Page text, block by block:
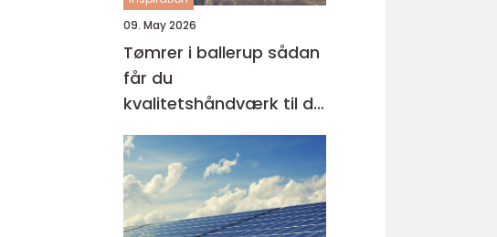
09. May 2026
Tømrer i ballerup sådan
får du
kvalitetshåndværk til dit
næste projekt